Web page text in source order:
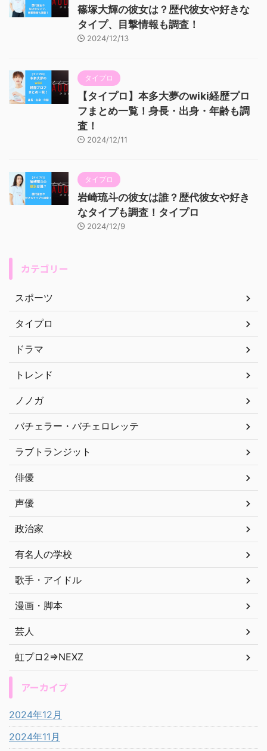
篠塚大輝の彼女は？歴代彼女や好きな
タイプ、目撃情報も調査！
2024/12/13
タイプロ
【タイプロ】本多大夢のwiki経歴プロ
フまとめ一覧！身長・出身・年齢も調
査！
2024/12/11
タイプロ
岩崎琉斗の彼女は誰？歴代彼女や好き
なタイプも調査！タイプロ
2024/12/9
カテゴリー
スポーツ
タイプロ
ドラマ
トレンド
ノノガ
バチェラー・バチェロレッテ
ラブトランジット
俳優
声優
政治家
有名人の学校
歌手・アイドル
漫画・脚本
芸人
虹プロ2⇒NEXZ
アーカイブ
2024年12月
2024年11月